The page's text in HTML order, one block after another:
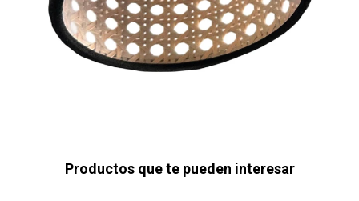
Productos que te pueden interesar